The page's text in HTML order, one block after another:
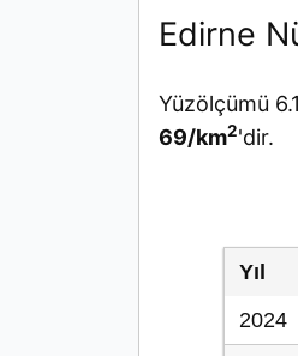
Edirne
Yüzölçümü
69/km2'dir.
Yıl
2024